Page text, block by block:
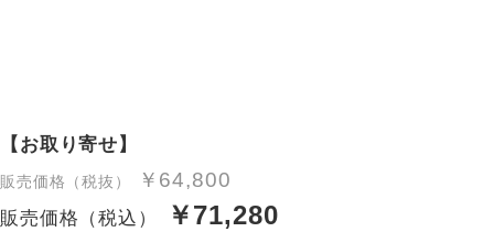
【お取り寄せ】
販売価格（税抜） ￥64,800
販売価格（税込） ￥71,280